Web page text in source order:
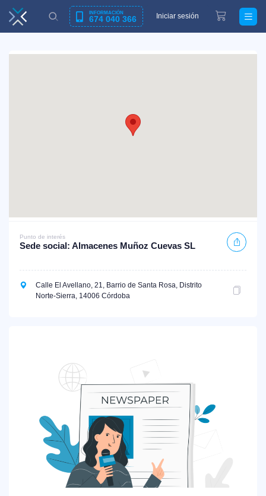
INFORMACIÓN
674 040 366 Iniciar sesión
Punto de interés
Sede social: Almacenes Muñoz Cuevas SL
Calle El Avellano, 21, Barrio de Santa Rosa, Distrito
Norte-Sierra, 14006 Córdoba